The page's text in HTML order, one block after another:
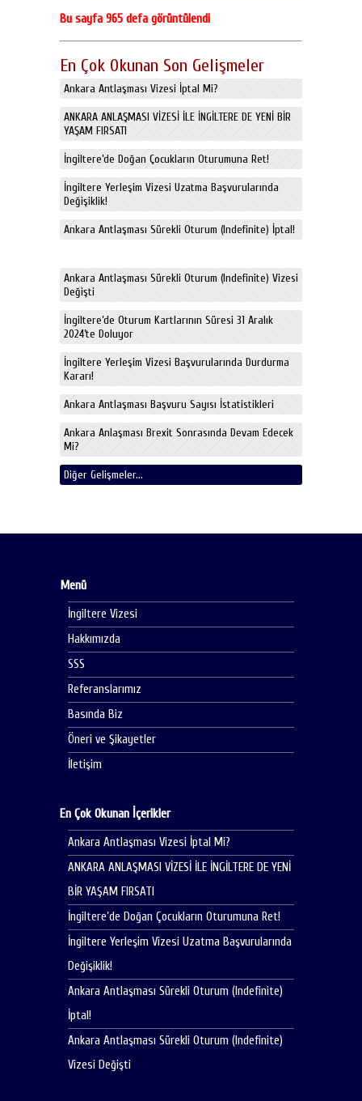
Bu sayfa 965 defa görüntülendi
En Çok Okunan Son Gelişmeler
Ankara Antlaşması Vizesi İptal Mi?
ANKARA ANLAŞMASI VİZESİ İLE İNGİLTERE DE YENİ BİR
YAŞAM FIRSATI
İngiltere’de Doğan Çocukların Oturumuna Ret!
İngiltere Yerleşim Vizesi Uzatma Başvurularında
Değişiklik!
Ankara Antlaşması Sürekli Oturum (Indefinite) İptal!
Ankara Antlaşması Sürekli Oturum (Indefinite) Vizesi
Değişti
İngiltere’de Oturum Kartlarının Süresi 31 Aralık
2024’te Doluyor
İngiltere Yerleşim Vizesi Başvurularında Durdurma
Kararı!
Ankara Antlaşması Başvuru Sayısı İstatistikleri
Ankara Anlaşması Brexit Sonrasında Devam Edecek
Mi?
Diğer Gelişmeler...
Menü
İngiltere Vizesi
Hakkımızda
SSS
Referanslarımız
Basında Biz
Öneri ve Şikayetler
İletişim
En Çok Okunan İçerikler
Ankara Antlaşması Vizesi İptal Mi?
ANKARA ANLAŞMASI VİZESİ İLE İNGİLTERE DE YENİ
BİR YAŞAM FIRSATI
İngiltere’de Doğan Çocukların Oturumuna Ret!
İngiltere Yerleşim Vizesi Uzatma Başvurularında
Değişiklik!
Ankara Antlaşması Sürekli Oturum (Indefinite)
İptal!
Ankara Antlaşması Sürekli Oturum (Indefinite)
Vizesi Değişti